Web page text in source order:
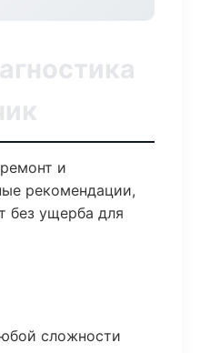
и
рекомендации,
без ущерба для
сложности